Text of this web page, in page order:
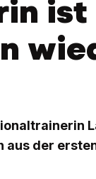
ist
aus der